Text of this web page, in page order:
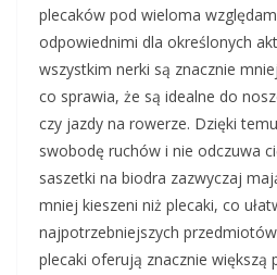
plecaków pod wieloma
odpowiednimi dla określonych
wszystkim nerki są znacznie
co sprawia, że są idealne do
czy jazdy na rowerze. Dzięki
swobodę ruchów i nie odczuwa
saszetki na biodra zazwyczaj
mniej kieszeni niż plecaki, co
najpotrzebniejszych
plecaki oferują znacznie większą